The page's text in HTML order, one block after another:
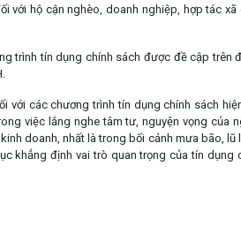
với hộ cận nghèo, doanh nghiệp, hợp tác
trình tín dụng chính sách được đề cập trên
với các chương trình tín dụng chính sách
việc lắng nghe tâm tư, nguyện vọng của
doanh, nhất là trong bối cảnh mưa bão, lũ
khẳng định vai trò quan trọng của tín dụng